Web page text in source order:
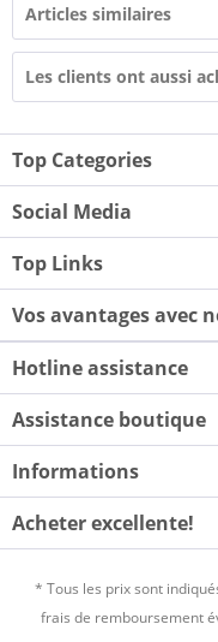
Articles similaires
Les clients ont aussi
Top Categories
Social Media
Top Links
Vos avantages avec
Hotline assistance
Assistance boutique
Informations
Acheter excellente!
* Tous les prix sont
frais de remboursement